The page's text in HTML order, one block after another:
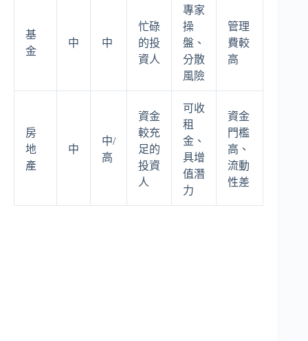
基
金
中 中
忙碌
的投
資人
專家
操
盤、
分散
風險
管理
費較
高
房
地
產
中
中/
高
資金
較充
足的
投資
人
可收
租
金、
具增
值潛
力
資金
門檻
高、
流動
性差